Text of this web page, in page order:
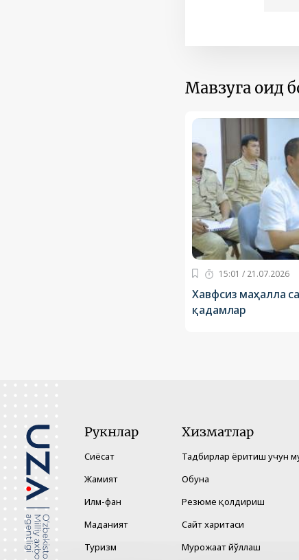
Мавзуга оид
15:01 / 21.07.2026
Хавфсиз маҳалла
қадамлар
Рукнлар
Сиёсат
Жамият
Илм-фан
Маданият
Туризм
Хизматлар
Тадбирлар ёритиш учун
Обуна
Резюме қолдириш
Сайт харитаси
Мурожаат йўллаш